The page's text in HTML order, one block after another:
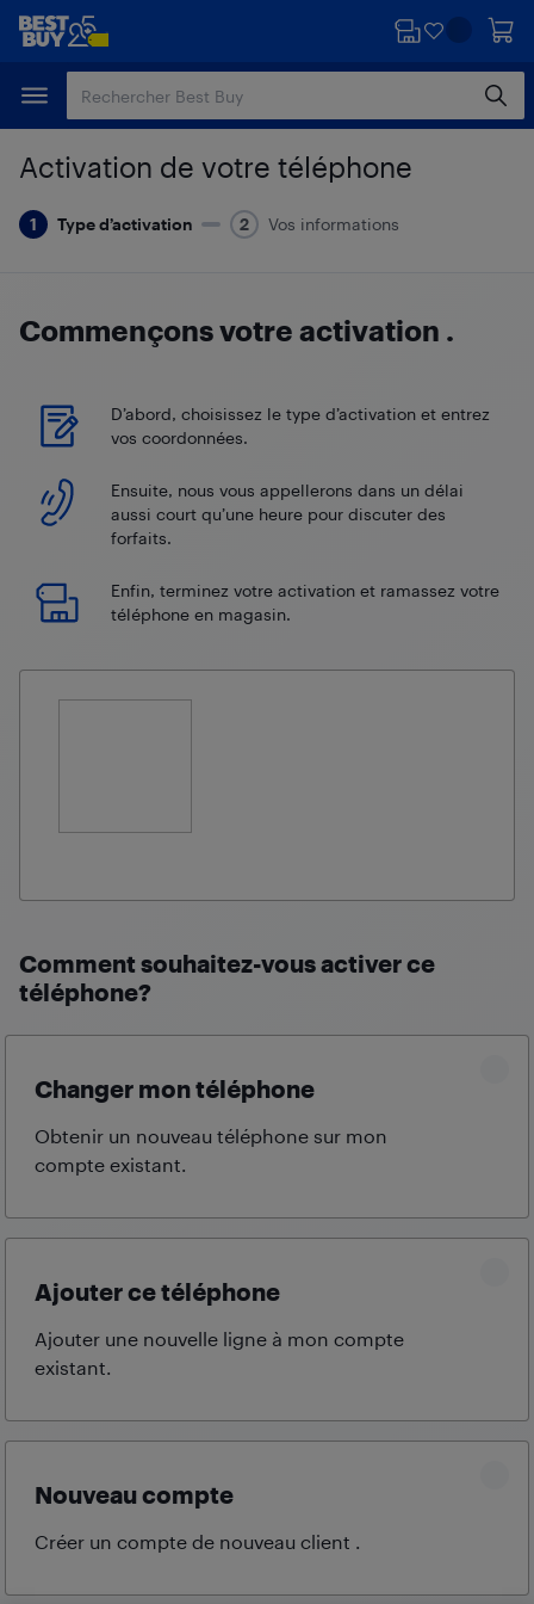
Passer
principal
Passer
Activation de votre téléphone
Type d’activation Vos informations
Commençons votre activation .
D’abord, choisissez le type d’activation et entrez
vos coordonnées.
Ensuite, nous vous appellerons dans un délai
aussi court qu’une heure pour discuter des
forfaits.
Enfin, terminez votre activation et ramassez votre
téléphone en magasin.
Comment souhaitez-vous activer ce
téléphone?
Changer mon téléphone
Obtenir un nouveau téléphone sur mon
compte existant.
Ajouter ce téléphone
Ajouter une nouvelle ligne à mon compte
existant.
Nouveau compte
Créer un compte de nouveau client .